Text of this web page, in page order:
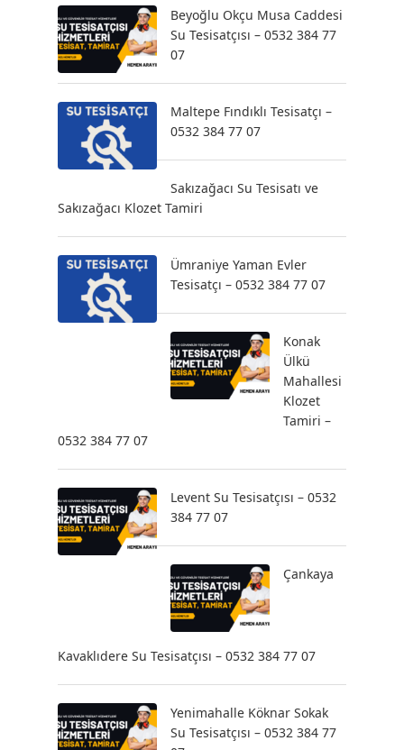
Beyoğlu Okçu Musa Caddesi
Su Tesisatçısı – 0532 384 77
07
Maltepe Fındıklı Tesisatçı –
0532 384 77 07
Sakızağacı Su Tesisatı ve
Sakızağacı Klozet Tamiri
Ümraniye Yaman Evler
Tesisatçı – 0532 384 77 07
Konak
Ülkü
Mahallesi
Klozet
Tamiri –
0532 384 77 07
Levent Su Tesisatçısı – 0532
384 77 07
Çankaya
Kavaklıdere Su Tesisatçısı – 0532 384 77 07
Yenimahalle Köknar Sokak
Su Tesisatçısı – 0532 384 77